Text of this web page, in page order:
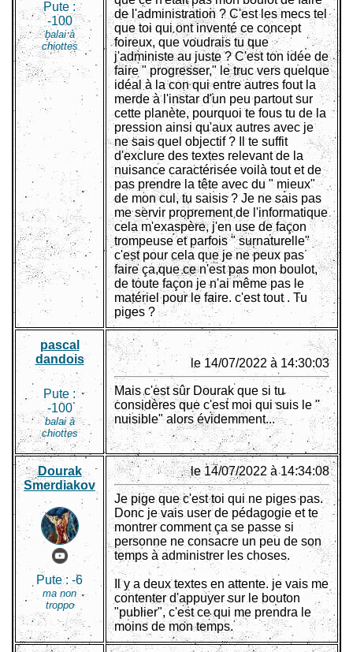
Pute :
-100
balai à
chiottes
de l'administration ? C'est les mecs tel
que toi qui ont inventé ce concept
foireux, que voudrais tu que
j'administe au juste ? C'est ton idée de
faire " progresser," le truc vers quelque
idéal à la con qui entre autres fout la
merde à l'instar d'un peu partout sur
cette planète, pourquoi te fous tu de la
pression ainsi qu'aux autres avec je
ne sais quel objectif ? Il te suffit
d'exclure des textes relevant de la
nuisance caractérisée voilà tout et de
pas prendre la tête avec du " mieux"
de mon cul, tu saisis ? Je ne sais pas
me servir proprement de l'informatique
cela m'exaspère, j'en use de façon
trompeuse et parfois " surnaturelle"
c'est pour cela que je ne peux pas
faire ça,que ce n'est pas mon boulot,
de toute façon je n'ai même pas le
matériel pour le faire. c'est tout . Tu
piges ?
pascal
dandois
Pute :
-100
balai à
chiottes
le 14/07/2022 à 14:30:03
Mais c'est sûr Dourak que si tu
considères que c'est moi qui suis le "
nuisible" alors évidemment...
Dourak
Smerdiakov
Pute :-6
ma non
troppo
le 14/07/2022 à 14:34:08
Je pige que c'est toi qui ne piges pas.
Donc je vais user de pédagogie et te
montrer comment ça se passe si
personne ne consacre un peu de son
temps à administrer les choses.
Il y a deux textes en attente. je vais me
contenter d'appuyer sur le bouton
"publier", c'est ce qui me prendra le
moins de mon temps.